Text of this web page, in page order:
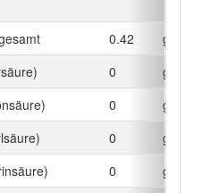
0.42
g
0
g
0
g
0
g
0
g